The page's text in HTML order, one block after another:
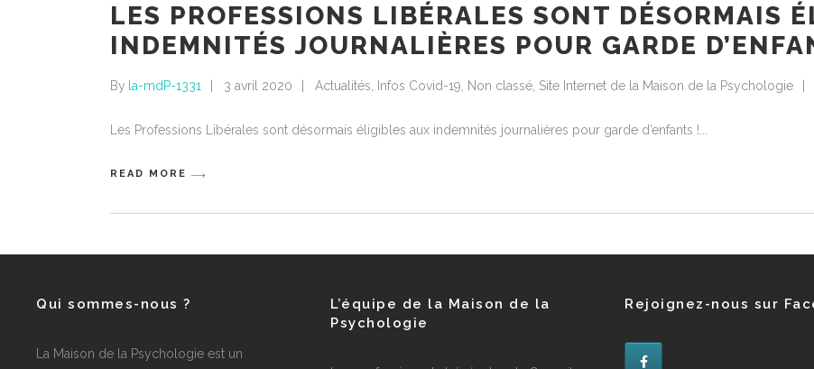
LES PROFESSIONS LIBÉRALES SONT DÉSORMAIS
INDEMNITÉS JOURNALIÈRES POUR GARDE
By la-mdP-1331 3 avril 2020 Actualités Infos Covid-19 Non classé Site Internet de la Maison de la Psychologie
Les Professions Libérales sont désormais éligibles aux indemnités journalières pour garde d’enfants !
READ MORE
Qui sommes-nous ?
La Maison de la Psychologie est un
L’équipe de la Maison de la
Psychologie
Rejoignez-nous sur